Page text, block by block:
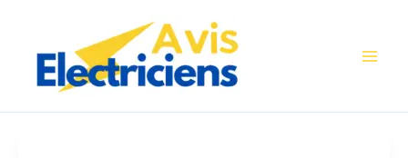
contenu